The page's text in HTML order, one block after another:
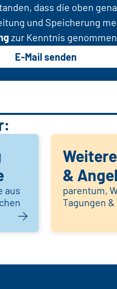
dass die oben
und Speicherung
zur Kenntnis
E-Mail senden
aus
&
parentum,
Tagungen &